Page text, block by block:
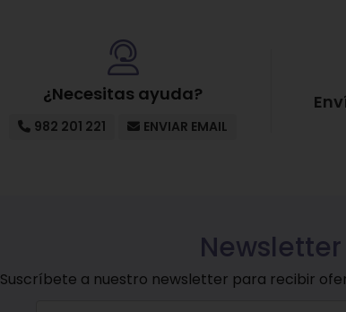
¿Necesitas ayuda?
982 201 221 ENVIAR EMAIL
Newsletter
Suscríbete a nuestro newsletter para recibir